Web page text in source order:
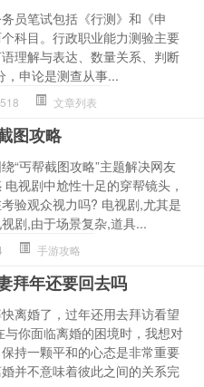
员笔试包括《行测》和《申
科目。行政职业能力测验主要
理解与表达、数量关系、判断
，申论是测查从事...
518 文章列表
图攻略
“丐帮截图攻略”主题解决网友
电视剧中尬性十足的穿帮镜头，
验观众视力吗? 电视剧,尤其是
剧,由于场景复杂,道具...
手游攻略
拜年还要回去吗
离婚了，过年还用去拜访看望
与你面临离婚的困境时，我想对
持一颗平和的心态是非常重要
并不意味着彼此之间的关系完